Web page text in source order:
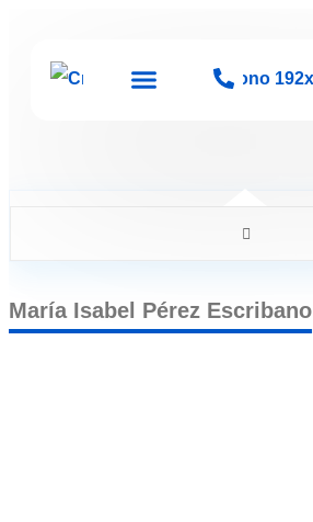
María Isabel Pérez Escribano